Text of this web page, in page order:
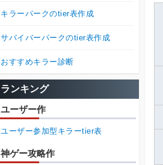
キラーパークのtier表作成
サバイバーパークのtier表作成
おすすめキラー診断
ランキング
ユーザー作
ユーザー参加型キラーtier表
神ゲー攻略作